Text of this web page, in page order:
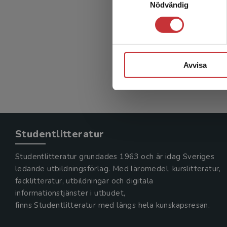
Nödvändig
Avvisa
Studentlitteratur
Studentlitteratur grundades 1963 och är idag Sveriges
ledande utbildningsförlag. Med läromedel, kurslitteratur,
facklitteratur, utbildningar och digitala
informationstjänster i utbudet,
finns Studentlitteratur med längs hela kunskapsresan.